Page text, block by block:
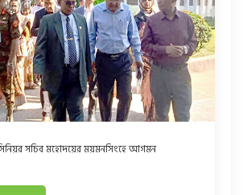
সিনিয়র সচিব মহোদয়ের ময়মনসিংহে আগমন